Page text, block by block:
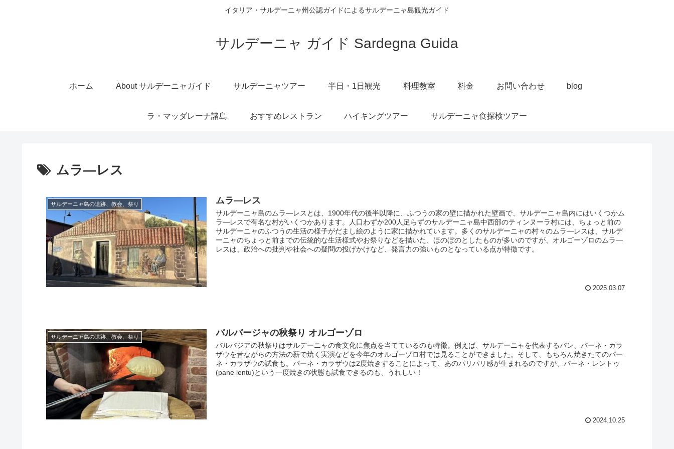
イタリア・サルデーニャ州公認ガイドによるサルデーニャ島観光ガイド
サルデーニャ ガイド Sardegna Guida
ホーム About サルデーニャガイド サルデーニャツアー 半日・1日観光 料理教室 料金 お問い合わせ blog
ラ・マッダレーナ諸島 おすすめレストラン ハイキングツアー サルデーニャ食探検ツアー
ムラ―レス
サルデーニャ島の遺跡、教会、祭り ムラ―レス
サルデーニャ島のムラ―レスとは、1900年代の後半以降に、ふつうの家の壁に描かれた壁画で、サルデーニャ島内にはいくつかム
ラ―レスで有名な村がいくつかあります。人口わずか200人足らずのサルデーニャ島中西部のティンヌーラ村には、ちょっと前の
サルデーニャのふつうの生活の様子がだまし絵のように家に描かれています。多くのサルデーニャの村々のムラ―レスは、サルデ
ーニャのちょっと前までの伝統的な生活様式やお祭りなどを描いた、ほのぼのとしたものが多いのですが、オルゴーゾロのムラ―
レスは、政治への批判や社会への疑問の投げかけなど、発言力の強いものとなっている点が特徴です。
2025.03.07
サルデーニャ島の遺跡、教会、祭り バルバージャの秋祭り オルゴーゾロ
バルバジアの秋祭りはサルデーニャの食文化に焦点を当てているのも特徴。例えば、サルデーニャを代表するパン、パーネ・カラ
ザウを昔ながらの方法の薪で焼く実演などを今年のオルゴーゾロ村では見ることができました。そして、もちろん焼きたてのパー
ネ・カラザウの試食も。パーネ・カラザウは2度焼きすることによって、あのパリパリ感が生まれるのですが、パーネ・レントゥ
(pane lentu)という一度焼きの状態も試食できるのも、うれしい！
2024.10.25